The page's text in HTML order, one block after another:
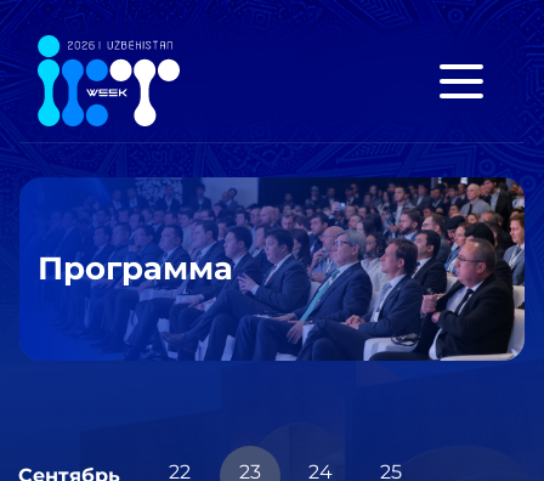
Программа
Сентябрь 22 23 24 25